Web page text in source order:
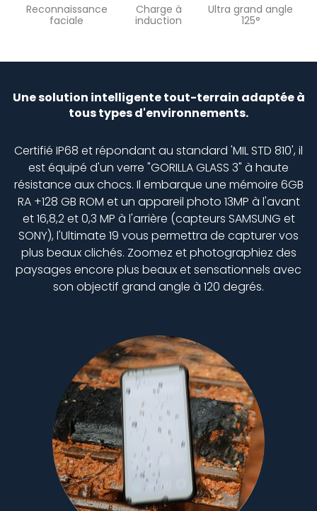
Reconnaissance
faciale​
Charge à
induction
Ultra grand angle
125°
Une solution intelligente tout-terrain adaptée à
tous types d'environnements.
Certifié IP68 et répondant au standard 'MIL STD 810', il
est équipé d'un verre "GORILLA GLASS 3" à haute
résistance aux chocs. Il embarque une mémoire 6GB
RA +128 GB ROM et un appareil photo 13MP à l'avant
et 16,8,2 et 0,3 MP à l'arrière (capteurs SAMSUNG et
SONY), l'Ultimate 19 vous permettra de capturer vos
plus beaux clichés. Zoomez et photographiez des
paysages encore plus beaux et sensationnels avec
son objectif grand angle à 120 degrés.